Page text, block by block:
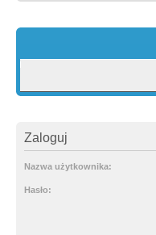
Zaloguj
Nazwa użytkownika:
Hasło: